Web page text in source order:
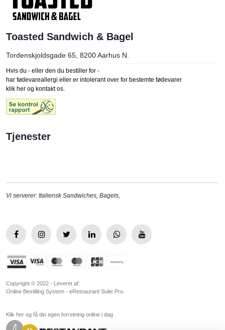
Toasted Sandwich & Bagel
Tordenskjoldsgade 65, 8200Aarhus N.
Hvis du - eller den du bestiller for -
har fødevareallergi eller er intolerant over for bestemte fødevarer
klik her og kontakt os.
Tjenester
Vi serverer: Italiensk Sandwiches, Bagels,
Copyright © 2022 - Leveret af:
Online Bestilling System - eRestaurant Suite Pro.
Klik her og få din egen forretning online i dag